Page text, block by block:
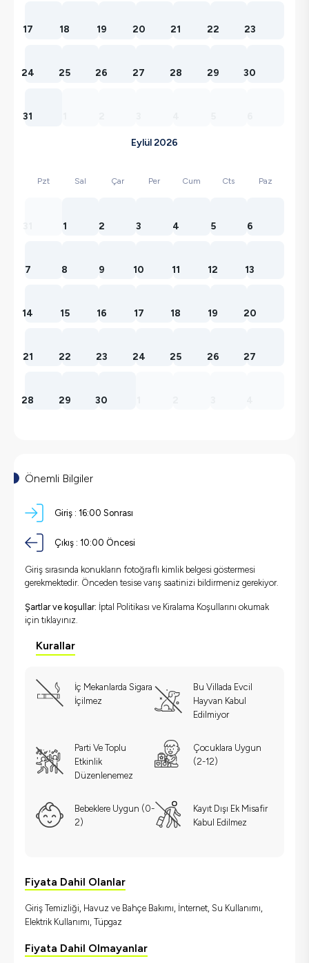
17 18 19 20 21 22 23
24 25 26 27 28 29 30
31
Eylül 2026
Pzt Sal Çar Per Cum Cts Paz
1 2 3 4 5 6
7 8 9 10 11 12 13
14 15 16 17 18 19 20
21 22 23 24 25 26 27
28 29 30
Önemli Bilgiler
Giriş : 16:00 Sonrası
Çıkış : 10:00 Öncesi
Giriş sırasında konukların fotoğraflı kimlik belgesi göstermesi
gerekmektedir. Önceden tesise varış saatinizi bildirmeniz gerekiyor.
Şartlar ve koşullar: İptal Politikası ve Kiralama Koşullarını okumak
için tıklayınız.
Kurallar
İç Mekanlarda Sigara
İçilmez
Bu Villada Evcil
Hayvan Kabul
Edilmiyor
Parti Ve Toplu
Etkinlik
Düzenlenemez
Çocuklara Uygun
(2-12)
Bebeklere Uygun (0-
2)
Kayıt Dışı Ek Misafir
Kabul Edilmez
Fiyata Dahil Olanlar
Giriş Temizliği, Havuz ve Bahçe Bakımı, İnternet, Su Kullanımı,
Elektrik Kullanımı, Tüpgaz
Fiyata Dahil Olmayanlar